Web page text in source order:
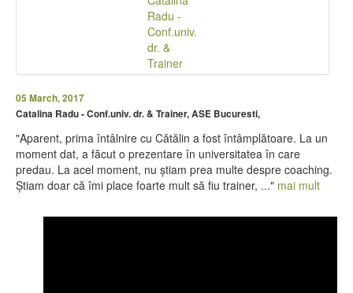
05 March, 2017
Catalina Radu - Conf.univ. dr. & Trainer, ASE Bucuresti,
"Aparent, prima întâlnire cu Cătălin a fost întâmplătoare. La un
moment dat, a făcut o prezentare în universitatea în care
predau. La acel moment, nu știam prea multe despre coaching.
Știam doar că îmi place foarte mult să fiu trainer, ..." mai mult